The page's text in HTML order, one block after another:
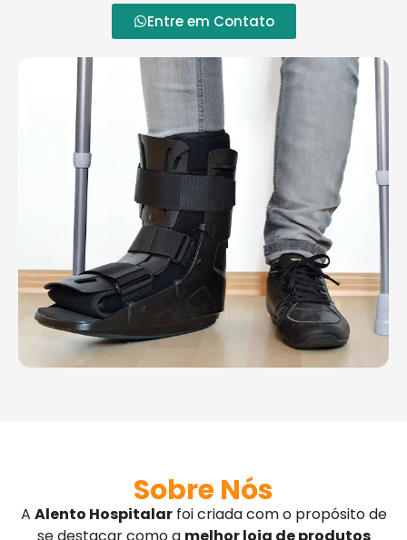
Entre em Contato
Sobre Nós
A Alento Hospitalarfoi criada com o propósito de